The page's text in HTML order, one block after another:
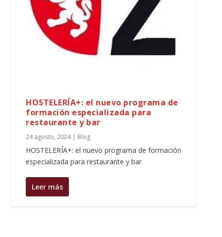
HOSTELERÍA+: el nuevo programa de
formación especializada para
restaurante y bar
24 agosto, 2024| Blog
HOSTELERÍA+: el nuevo programa de formación
especializada para restaurante y bar
Leer más